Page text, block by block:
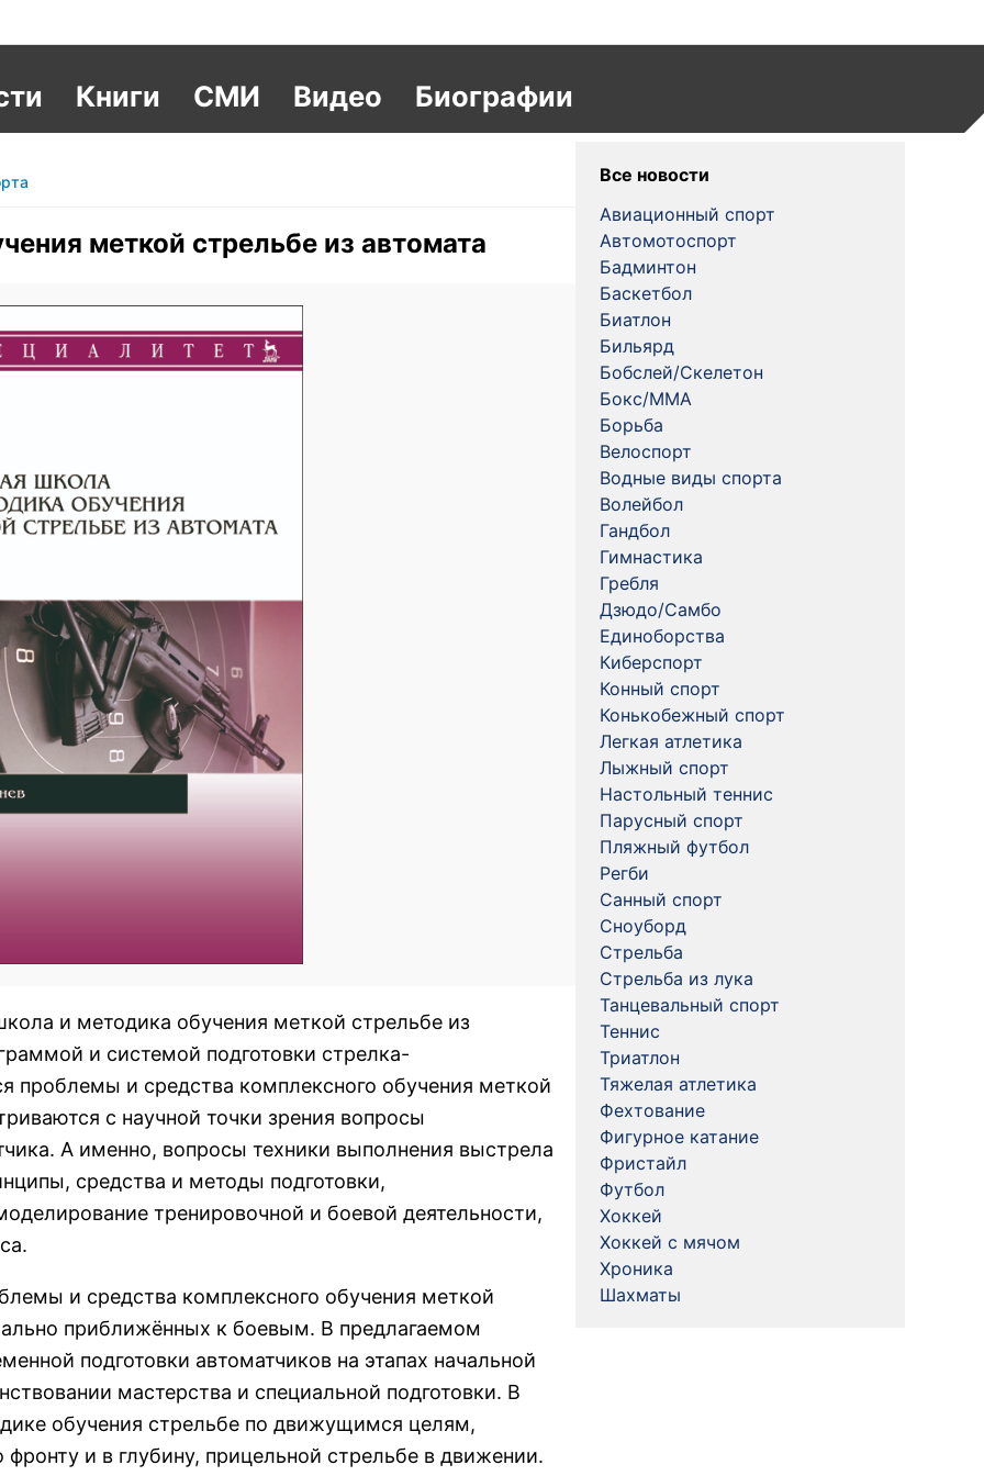
Книги СМИ Видео Биографии
меткой стрельбе из автомата
и методика обучения меткой стрельбе из
и системой подготовки стрелка-
проблемы и средства комплексного обучения меткой
с научной точки зрения вопросы
А именно, вопросы техники выполнения выстрела
средства и методы подготовки,
тренировочной и боевой деятельности,
и средства комплексного обучения меткой
приближённых к боевым. В предлагаемом
подготовки автоматчиков на этапах начальной
мастерства и специальной подготовки. В
обучения стрельбе по движущимся целям,
и в глубину, прицельной стрельбе в движении.
Все новости
Авиационный спорт
Автомотоспорт
Бадминтон
Баскетбол
Биатлон
Бильярд
Бобслей/Скелетон
Бокс/MMA
Борьба
Велоспорт
Водные виды спорта
Волейбол
Гандбол
Гимнастика
Гребля
Дзюдо/Самбо
Единоборства
Киберспорт
Конный спорт
Конькобежный спорт
Легкая атлетика
Лыжный спорт
Настольный теннис
Парусный спорт
Пляжный футбол
Регби
Санный спорт
Сноуборд
Стрельба
Стрельба из лука
Танцевальный спорт
Теннис
Триатлон
Тяжелая атлетика
Фехтование
Фигурное катание
Фристайл
Футбол
Хоккей
Хоккей с мячом
Хроника
Шахматы